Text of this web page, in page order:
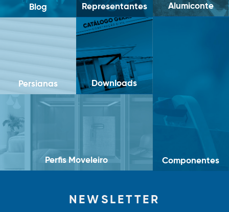
Alumiconte
Blog Representantes
Componentes
Persianas Downloads
Perfis Moveleiro
NEWSLETTER